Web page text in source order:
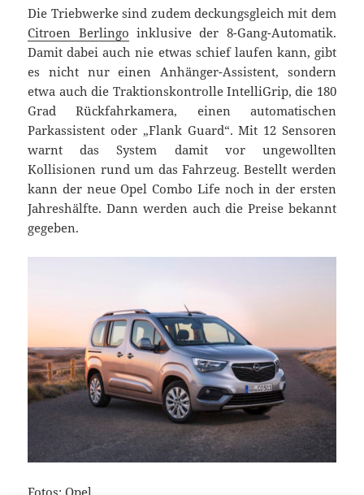
Die Triebwerke sind zudem deckungsgleich mit dem
Citroen Berlingo inklusive der 8-Gang-Automatik.
Damit dabei auch nie etwas schief laufen kann, gibt
es nicht nur einen Anhänger-Assistent, sondern
etwa auch die Traktionskontrolle IntelliGrip, die 180
Grad Rückfahrkamera, einen automatischen
Parkassistent oder „Flank Guard“. Mit 12 Sensoren
warnt das System damit vor ungewollten
Kollisionen rund um das Fahrzeug. Bestellt werden
kann der neue Opel Combo Life noch in der ersten
Jahreshälfte. Dann werden auch die Preise bekannt
gegeben.
Fotos: Opel